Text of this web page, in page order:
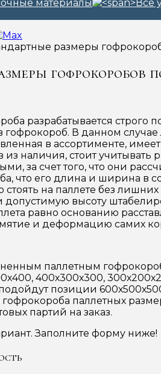
материалы
размеры
гофрокоробов
разрабатывается
гофрокороб. В данном
в ассортименте,
наличия, стоит
за счет того, что они
что его длина и ширина
стоять на паллете без
допустимую высоту
равно основанию
и деформацию самих
паллетным
400х300х300,
позиции
гофрокороба паллетных
партий на заказ.
Заполните форму ниже!